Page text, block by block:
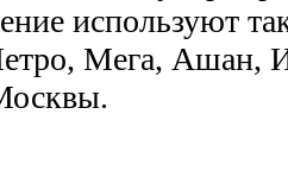
используют
Мега, Ашан,